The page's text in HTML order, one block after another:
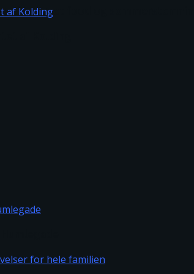
street food og sommerstemning